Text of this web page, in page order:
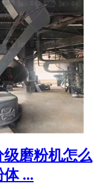
磨粉机怎么
...